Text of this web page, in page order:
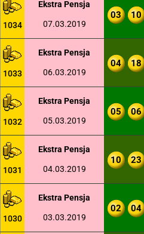
1034
Ekstra Pensja
07.03.2019
03 10
1033
Ekstra Pensja
06.03.2019
04 18
1032
Ekstra Pensja
05.03.2019
05 06
1031
Ekstra Pensja
04.03.2019
10 23
1030
Ekstra Pensja
03.03.2019
02 04